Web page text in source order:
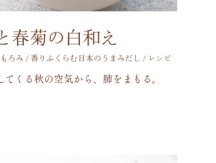
春菊の白和え
ろみ / 香りふくらむ日本のうまみだし / レシピ
て く る秋の空気か ら、 肺をま も る。